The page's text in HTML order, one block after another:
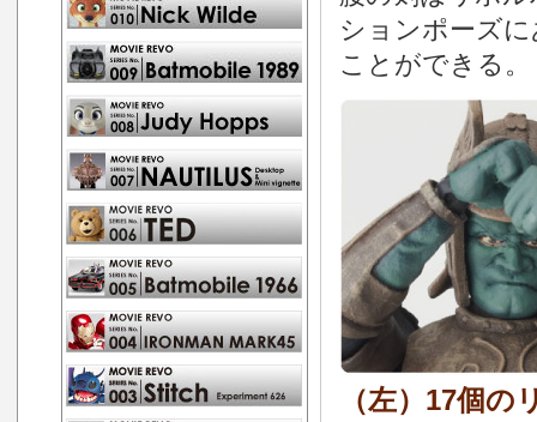
ションポーズ
ことができる。
（左）17個